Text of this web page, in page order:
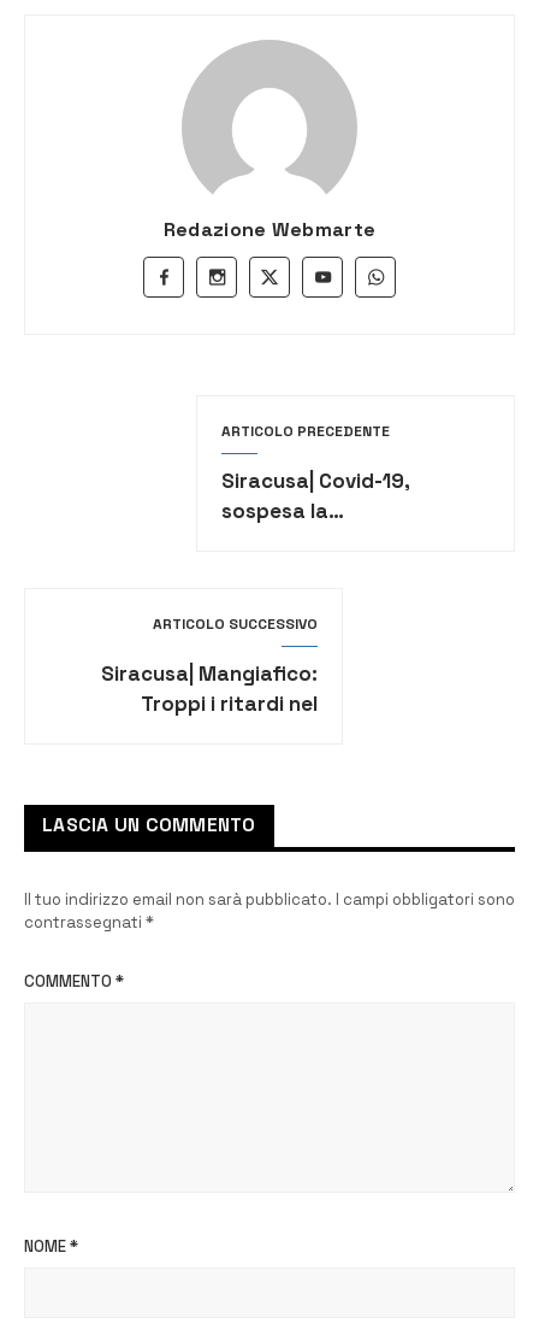
Redazione Webmarte
ARTICOLO PRECEDENTE
Siracusa| Covid-19,
sospesa la
ARTICOLO SUCCESSIVO
Siracusa| Mangiafico:
Troppi i ritardi nel
LASCIA UN COMMENTO
Il tuo indirizzo email non sarà pubblicato. I campi obbligatori sono
contrassegnati *
COMMENTO *
NOME*